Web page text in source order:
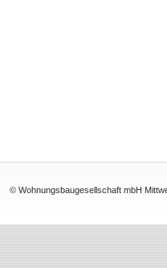
© Wohnungsbaugesellschaft mbH